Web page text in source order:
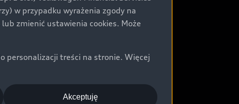
w przypadku wyrażenia zgody na
zmienić ustawienia cookies. Może
personalizacji treści na stronie. Więcej
Akceptuję